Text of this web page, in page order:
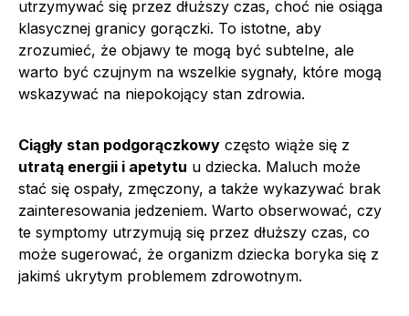
utrzymywać się przez dłuższy czas, choć nie osiąga
klasycznej granicy gorączki. To istotne, aby
zrozumieć, że objawy te mogą być subtelne, ale
warto być czujnym na wszelkie sygnały, które mogą
wskazywać na niepokojący stan zdrowia.
Ciągły stan podgorączkowy często wiąże się z
utratą energii i apetytu u dziecka. Maluch może
stać się ospały, zmęczony, a także wykazywać brak
zainteresowania jedzeniem. Warto obserwować, czy
te symptomy utrzymują się przez dłuższy czas, co
może sugerować, że organizm dziecka boryka się z
jakimś ukrytym problemem zdrowotnym.